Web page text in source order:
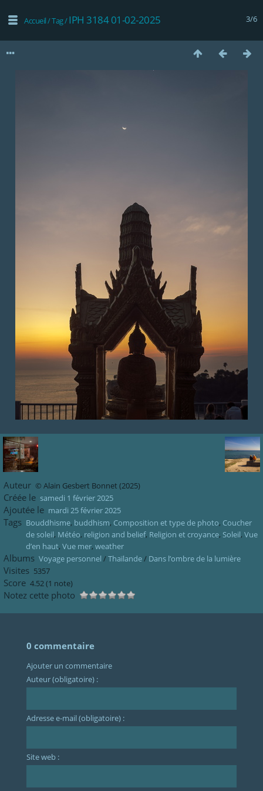
3/6
Accueil/Tag/IPH 3184 01-02-2025
Auteur © Alain Gesbert Bonnet (2025)
Créée le samedi 1 février 2025
Ajoutée le mardi 25 février 2025
Tags Bouddhisme, buddhism, Composition et type de photo, Coucher
de soleil, Météo, religion and belief, Religion et croyance, Soleil, Vue
d’en haut, Vue mer, weather
Albums Voyage personnel /Thaïlande/ Dans l’ombre de la lumière
Visites 5357
Score 4.52(1 note)
Notez cette photo
0 commentaire
Ajouter un commentaire
Auteur (obligatoire) :
Adresse e-mail (obligatoire) :
Site web :